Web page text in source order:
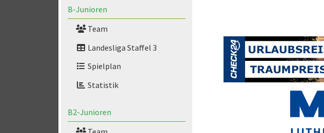
B-Junioren
Team
Landesliga Staffel 3
Spielplan
Statistik
B2-Junioren